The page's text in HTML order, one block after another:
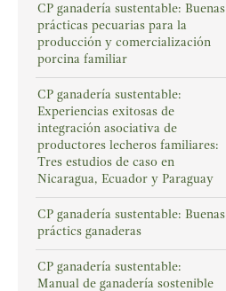
CP ganadería sustentable: Buenas
prácticas pecuarias para la
producción y comercialización
porcina familiar
CP ganadería sustentable:
Experiencias exitosas de
integración asociativa de
productores lecheros familiares:
Tres estudios de caso en
Nicaragua, Ecuador y Paraguay
CP ganadería sustentable: Buenas
práctics ganaderas
CP ganadería sustentable:
Manual de ganadería sostenible